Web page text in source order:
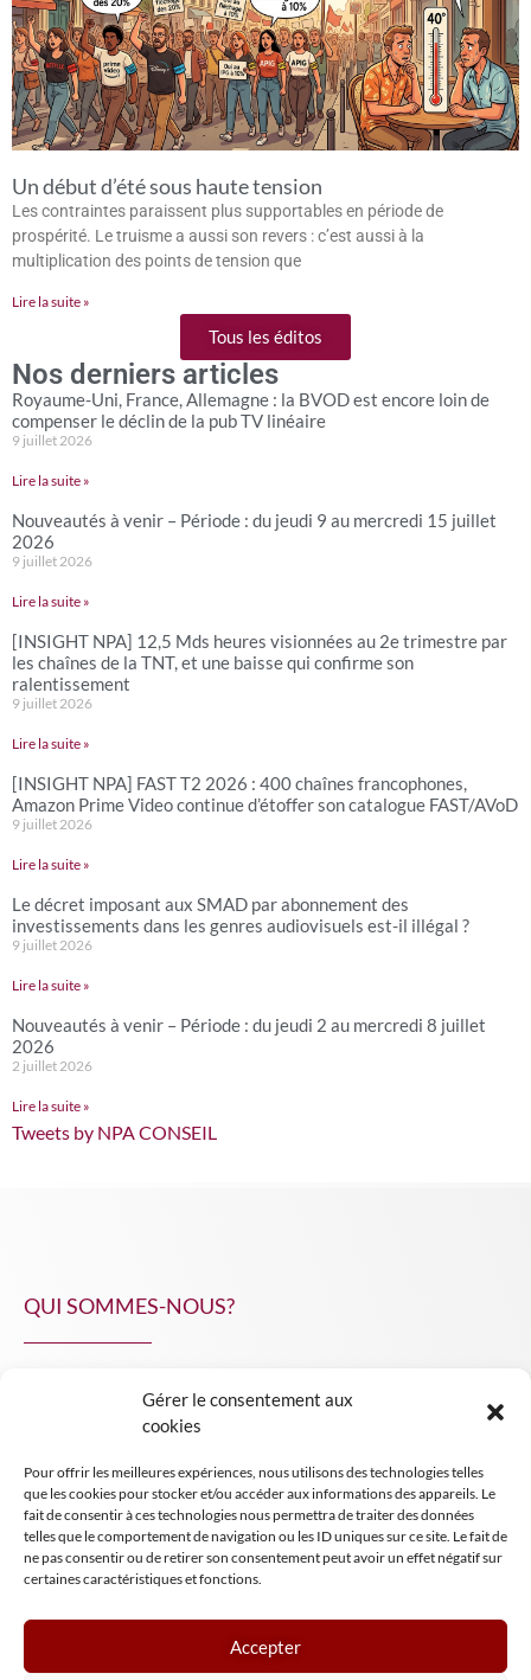
Gérer le consentement aux
cookies
Pour offrir les meilleures expériences, nous utilisons des technologies telles
que les cookies pour stocker et/ou accéder aux informations des appareils. Le
fait de consentir à ces technologies nous permettra de traiter des données
telles que le comportement de navigation ou les ID uniques sur ce site. Le fait de
ne pas consentir ou de retirer son consentement peut avoir un effet négatif sur
certaines caractéristiques et fonctions.
Accepter
Un début d’été sous haute tension
Les contraintes paraissent plus supportables en période de
prospérité. Le truisme a aussi son revers : c’est aussi à la
multiplication des points de tension que
Lire la suite »
Tous les éditos
Nos derniers articles
Royaume-Uni, France, Allemagne : la BVOD est encore loin de
compenser le déclin de la pub TV linéaire
9 juillet 2026
Lire la suite »
Nouveautés à venir – Période : du jeudi 9 au mercredi 15 juillet
2026
9 juillet 2026
Lire la suite »
[INSIGHT NPA] 12,5 Mds heures visionnées au 2e trimestre par
les chaînes de la TNT, et une baisse qui confirme son
ralentissement
9 juillet 2026
Lire la suite »
[INSIGHT NPA] FAST T2 2026 : 400 chaînes francophones,
Amazon Prime Video continue d’étoffer son catalogue FAST/AVoD
9 juillet 2026
Lire la suite »
Le décret imposant aux SMAD par abonnement des
investissements dans les genres audiovisuels est-il illégal ?
9 juillet 2026
Lire la suite »
Nouveautés à venir – Période : du jeudi 2 au mercredi 8 juillet
2026
2 juillet 2026
Lire la suite »
Tweets by NPA CONSEIL
QUI SOMMES-NOUS?
INSIGHT NPA
Mentions légales